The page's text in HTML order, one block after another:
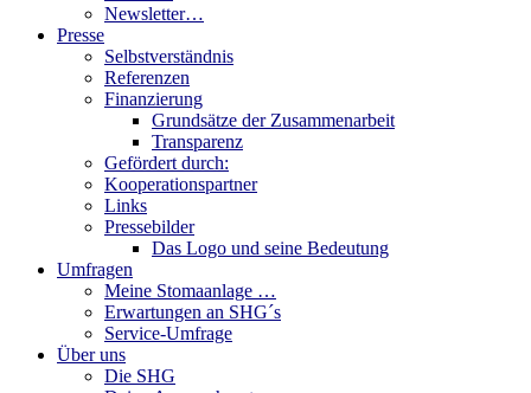
Newsletter…
Presse
Selbstverständnis
Referenzen
Finanzierung
Grundsätze der Zusammenarbeit
Transparenz
Gefördert durch:
Kooperationspartner
Links
Pressebilder
Das Logo und seine Bedeutung
Umfragen
Meine Stomaanlage …
Erwartungen an SHG´s
Service-Umfrage
Über uns
Die SHG